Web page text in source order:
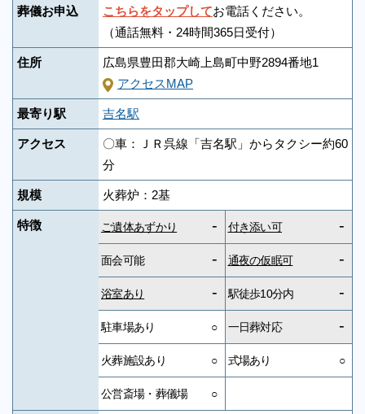
葬儀お申込 こちらをタップしてお電話ください。
（通話無料・24時間365日受付）
住所
広島県豊田郡大崎上島町中野2894番地1
アクセスMAP
最寄り駅 吉名駅
アクセス
〇車：ＪＲ呉線「吉名駅」からタクシー約60
分
規模 火葬炉：2基
特徴 ご遺体あずかり - 付き添い可 -
面会可能 - 通夜の仮眠可 -
浴室あり - 駅徒歩10分内 -
駐車場あり ○ 一日葬対応 -
火葬施設あり ○ 式場あり ○
公営斎場・葬儀場 ○